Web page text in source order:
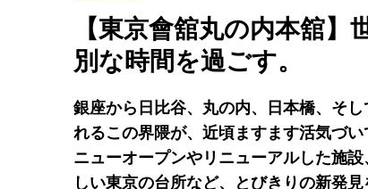
【東京會舘丸の内本舘
別な時間を過ごす。
銀座から日比谷、丸の内、日本橋、そ
れるこの界隈が、近頃ますます活気づい
ニューオープンやリニューアルした施
しい東京の台所など、とびきりの新発見